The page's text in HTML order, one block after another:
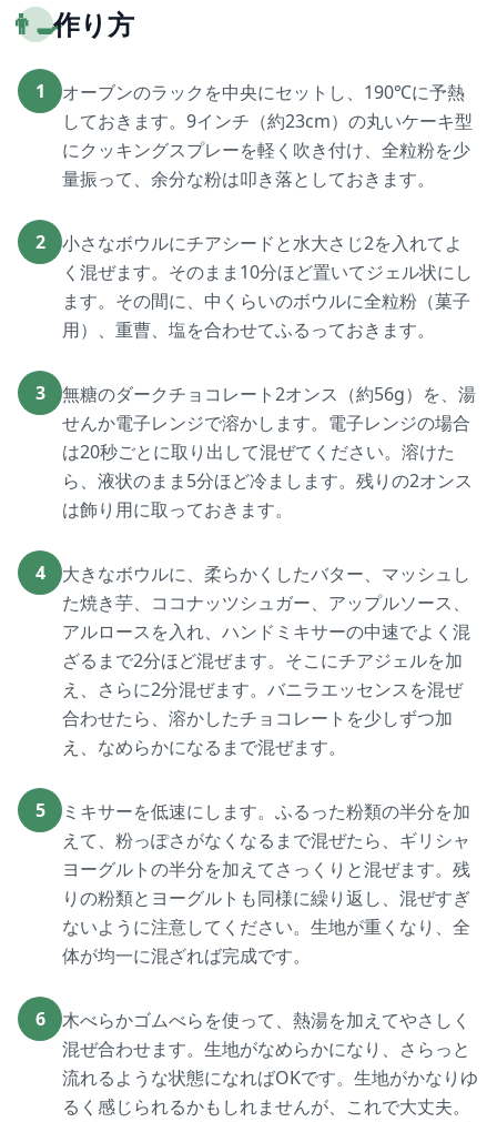
👨‍🍳作り方
1
オーブンのラックを中央にセットし、190℃に予熱
しておきます。9インチ（約23cm）の丸いケーキ型
にクッキングスプレーを軽く吹き付け、全粒粉を少
量振って、余分な粉は叩き落としておきます。
2
小さなボウルにチアシードと水大さじ2を入れてよ
く混ぜます。そのまま10分ほど置いてジェル状にし
ます。その間に、中くらいのボウルに全粒粉（菓子
用）、重曹、塩を合わせてふるっておきます。
3
無糖のダークチョコレート2オンス（約56g）を、湯
せんか電子レンジで溶かします。電子レンジの場合
は20秒ごとに取り出して混ぜてください。溶けた
ら、液状のまま5分ほど冷まします。残りの2オンス
は飾り用に取っておきます。
4
大きなボウルに、柔らかくしたバター、マッシュし
た焼き芋、ココナッツシュガー、アップルソース、
アルロースを入れ、ハンドミキサーの中速でよく混
ざるまで2分ほど混ぜます。そこにチアジェルを加
え、さらに2分混ぜます。バニラエッセンスを混ぜ
合わせたら、溶かしたチョコレートを少しずつ加
え、なめらかになるまで混ぜます。
5
ミキサーを低速にします。ふるった粉類の半分を加
えて、粉っぽさがなくなるまで混ぜたら、ギリシャ
ヨーグルトの半分を加えてさっくりと混ぜます。残
りの粉類とヨーグルトも同様に繰り返し、混ぜすぎ
ないように注意してください。生地が重くなり、全
体が均一に混ざれば完成です。
6
木べらかゴムべらを使って、熱湯を加えてやさしく
混ぜ合わせます。生地がなめらかになり、さらっと
流れるような状態になればOKです。生地がかなりゆ
るく感じられるかもしれませんが、これで大丈夫。